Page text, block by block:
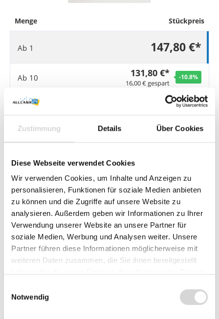
Zustimmung Details Über Cookies
Diese Webseite verwendet Cookies
Wir verwenden Cookies, um Inhalte und Anzeigen zu
personalisieren, Funktionen für soziale Medien anbieten
zu können und die Zugriffe auf unsere Website zu
analysieren. Außerdem geben wir Informationen zu Ihrer
Verwendung unserer Website an unsere Partner für
soziale Medien, Werbung und Analysen weiter. Unsere
Partner führen diese Informationen möglicherweise mit
weiteren Daten zusammen, die Sie ihnen bereitgestellt
Notwendig
Menge Stückpreis
Ab 1 147,80 €*
Ab 10 131,80 €*
16,00 € gespart
-10.8%
Sie benötigen größere Mengen? Jetzt Angebot anfordern.
Preise exkl. MwSt. zzgl. Versandkosten
Sofort verfügbar, Lieferzeit: 1-3 Werktage
Variante / Befestigung - bitte auswählen
Stack + Tablet-Halterung
nur Tablet-Rahmen
Standrohr 120 mm + Tablet-Halterung
Standrohr 300 mm + Tablet-Halterung
TabPrint Curve klein + Tablet-Halterung
TabPrint Curve groß + Tablet-Halterung